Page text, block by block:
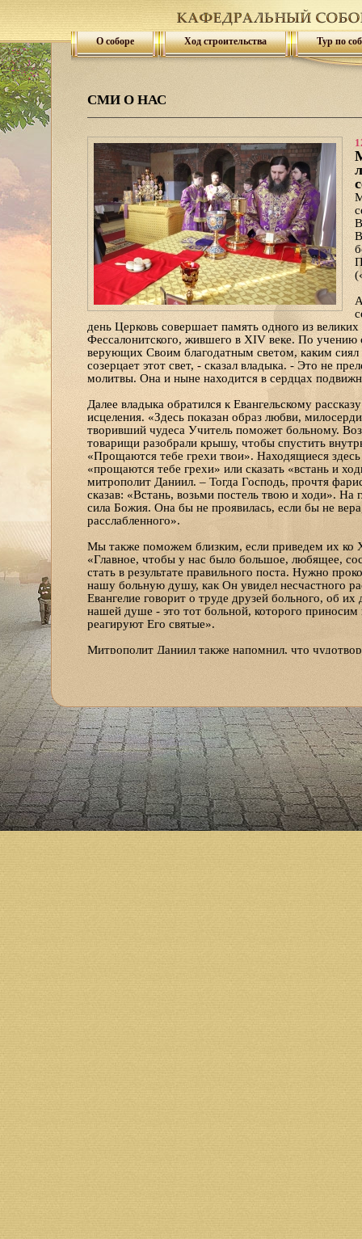
О соборе Ход строительства Тур по
СМИ О НАС
день Церковь совершает память одного из
Фессалонитского, жившего в XIV веке. По учению
верующих Своим благодатным светом, каким сиял
созерцает этот свет, - сказал владыка. - Это не
молитвы. Она и ныне находится в сердцах
Далее владыка обратился к Евангельскому
исцеления. «Здесь показан образ любви,
творивший чудеса Учитель поможет больному.
товарищи разобрали крышу, чтобы спустить
«Прощаются тебе грехи твои». Находящиеся
«прощаются тебе грехи» или сказать «встань и
митрополит Даниил. – Тогда Господь, прочтя
сказав: «Встань, возьми постель твою и ходи». На
сила Божия. Она бы не проявилась, если бы не
расслабленного».
Мы также поможем близким, если приведем их ко
«Главное, чтобы у нас было большое, любящее,
стать в результате правильного поста. Нужно
нашу больную душу, как Он увидел несчастного
Евангелие говорит о труде друзей больного, об
нашей душе - это тот больной, которого
реагируют Его святые».
Митрополит Даниил также напомнил, что
находится в строящемся Михаило-
чтобы поддержать Православную веру, укрепить
Божественную благодать и хранили ее. Нужно
рассказывать Ей о своих грехах, трудностях и
нам. Дай Бог, чтобы частица любви Пресвятой
В заключение архипастырь сообщил верующим,
богослужения. Это связано с началом
Возврат к списку